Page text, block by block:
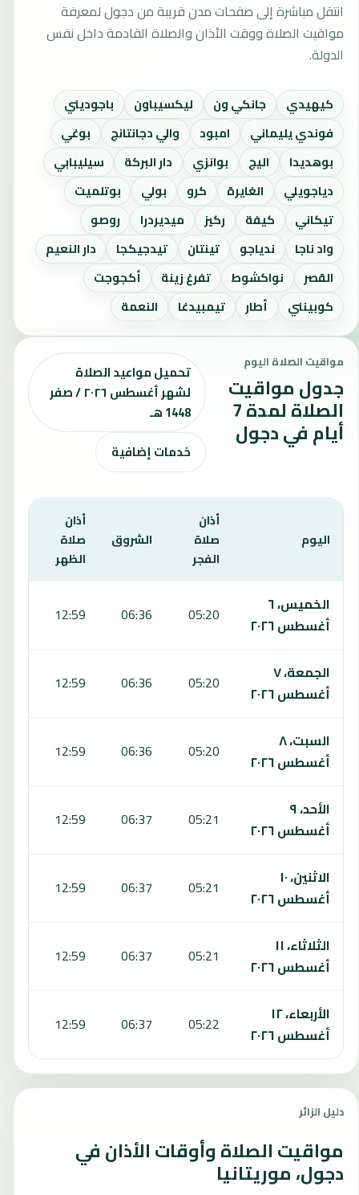
انتقل مباشرة إلى صفحات مدن قريبة من دجول لمعرفة
مواقيت الصلاة ووقت الأذان والصلاة القادمة داخل نفس
الدولة.
كيهيدي جانكي ون ليكسيباون
باجوديني
فوندي يليماني
امبود والي دجانتانج
بوغي
بوهديدا
اليج بوانزي دار البركة
سيليبابي
دياجويلي
الغايرة كرو بولي
بوتلميت
تيكاني
كيفة ركيز ميديردرا
روصو
واد ناجا
ندياجو تينتان تيدجيكجا
دار النعيم
القصر
نواكشوط تفرغ زينة
أكجوجت
كوبينني
أطار تيمبيدغا النعمة
مواقيت الصلاة اليوم
جدول مواقيت
الصلاة لمدة 7
أيام في دجول
تحميل مواعيد الصلاة
لشهر أغسطس ٢٠٢٦ / صفر
1448 هـ
خدمات إضافية
اليوم
أذان
صلاة
الفجر
الشروق
أذان
صلاة
الظهر
الخميس، ٦
أغسطس ٢٠٢٦
05:20
06:36
12:59
الجمعة، ٧
أغسطس ٢٠٢٦
05:20
06:36
12:59
السبت، ٨
أغسطس ٢٠٢٦
05:20
06:36
12:59
الأحد، ٩
أغسطس ٢٠٢٦
05:21
06:37
12:59
الاثنين، ١٠
أغسطس ٢٠٢٦
05:21
06:37
12:59
الثلاثاء، ١١
أغسطس ٢٠٢٦
05:21
06:37
12:59
الأربعاء، ١٢
أغسطس ٢٠٢٦
05:22
06:37
12:59
دليل الزائر
مواقيت الصلاة وأوقات الأذان في
دجول، موريتانيا